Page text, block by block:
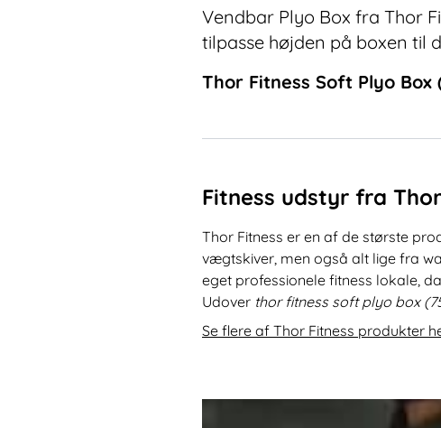
Vendbar Plyo Box fra Thor
tilpasse højden på boxen til
Thor Fitness Soft Plyo Box
Fitness udstyr fra
Thor Fitness er en af de største
vægtskiver, men også alt lige fra
eget professionele fitness lokale,
Udover thor fitness soft plyo box
Se flere af Thor Fitness produkter